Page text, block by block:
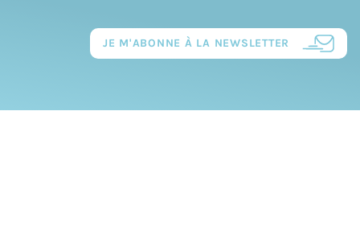
JE M'ABONNE À LA NEWSLETTER